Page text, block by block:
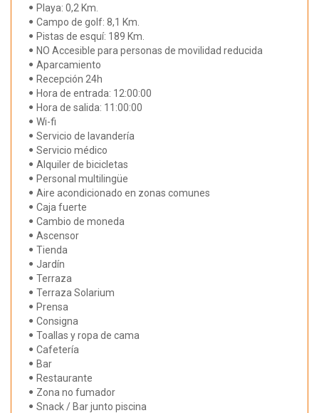
Playa: 0,2 Km.
Campo de golf: 8,1 Km.
Pistas de esquí: 189 Km.
NO Accesible para personas de movilidad reducida
Aparcamiento
Recepción 24h
Hora de entrada: 12:00:00
Hora de salida: 11:00:00
Wi-fi
Servicio de lavandería
Servicio médico
Alquiler de bicicletas
Personal multilingüe
Aire acondicionado en zonas comunes
Caja fuerte
Cambio de moneda
Ascensor
Tienda
Jardín
Terraza
Terraza Solarium
Prensa
Consigna
Toallas y ropa de cama
Cafetería
Bar
Restaurante
Zona no fumador
Snack / Bar junto piscina